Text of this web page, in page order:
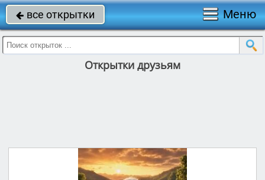
 все открытки Меню
Открытки друзьям